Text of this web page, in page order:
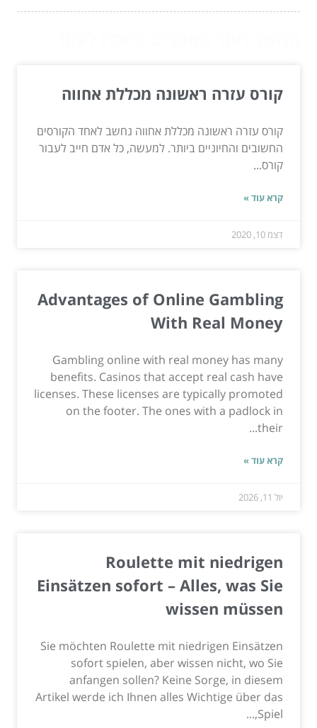
קורס עזרה ראשונה מכללת אחווה
קורס עזרה ראשונה מכללת אחווה נחשב לאחד הקורסים
החשובים והחיוניים ביותר. למעשה, כל אדם חייב לעבור
קורס...
קרא עוד »
דצמ 10, 2020
Advantages of Online Gambling
With Real Money
Gambling online with real money has many
benefits. Casinos that accept real cash have
licenses. These licenses are typically promoted
on the footer. The ones with a padlock in
their...
קרא עוד »
יול 11, 2026
Roulette mit niedrigen
Einsätzen sofort – Alles, was Sie
wissen müssen
Sie möchten Roulette mit niedrigen Einsätzen
sofort spielen, aber wissen nicht, wo Sie
anfangen sollen? Keine Sorge, in diesem
Artikel werde ich Ihnen alles Wichtige über das
Spiel,...